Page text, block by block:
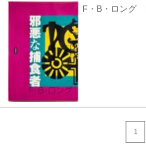
F・B・ロング
1